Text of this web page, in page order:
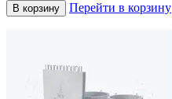
В корзину Перейти в корзину